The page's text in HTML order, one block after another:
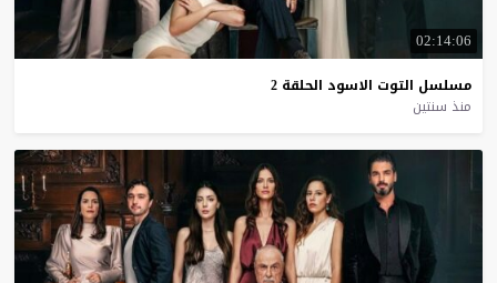
02:14:06
مسلسل التوت الاسود الحلقة 2
منذ سنتين